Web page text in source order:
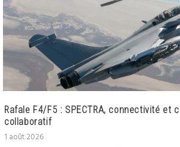
Rafale F4/F5 : SPECTRA, connectivité et
collaboratif
1 août 2026